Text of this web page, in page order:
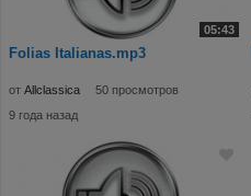
05:43
Folias Italianas.mp3
от Allclassica
50 просмотров
9 года назад